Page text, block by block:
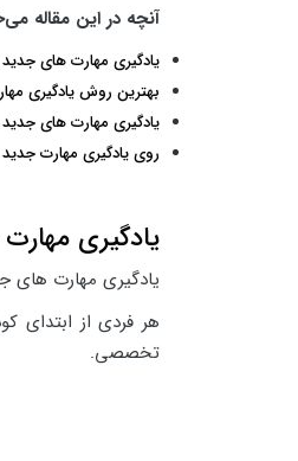
آنچه در این مقاله
یادگیری مهارت های
بهترین روش یادگیری
یادگیری مهارت های جدید
روی یادگیری مهارت
یادگیری
یادگیری مهارت های
هر فردی از ابتدای
تخصصی.